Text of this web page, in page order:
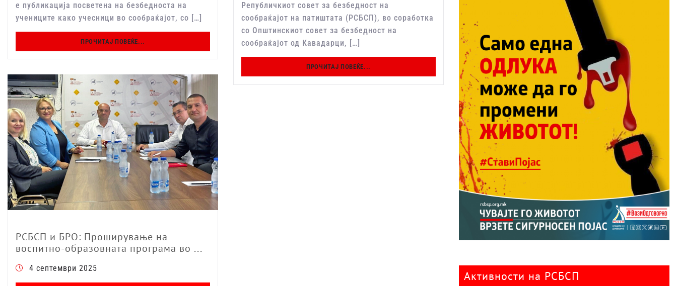
е публикација посветена на безбедноста на
учениците како учесници во сообраќајот, со […]
ПРОЧИТАЈ ПОВЕЌЕ...
Републичкиот совет за безбедност на
сообраќајот на патиштата (РСБСП), во соработка
со Општинскиот совет за безбедност на
сообраќајот од Кавадарци, […]
ПРОЧИТАЈ ПОВЕЌЕ...
РСБСП и БРО: Проширување на
воспитно-образовната програма во ...
4 септември 2025
Активности на РСБСП